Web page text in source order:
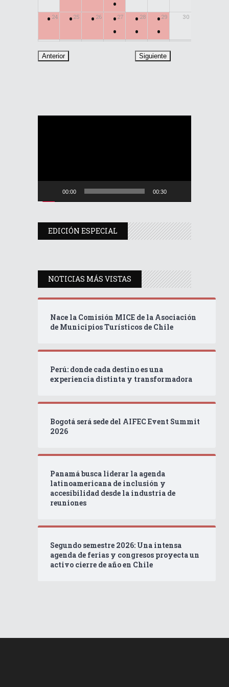
•
24
• 25
• 26
• 27
•
•
28
•
•
29
•
•
30
00:00 00:30
EDICIÓN ESPECIAL
NOTICIAS MÁS VISTAS
Nace la Comisión MICE de la Asociación
de Municipios Turísticos de Chile
Perú: donde cada destino es una
experiencia distinta y transformadora
Bogotá será sede del AIFEC Event Summit
2026
Panamá busca liderar la agenda
latinoamericana de inclusión y
accesibilidad desde la industria de
reuniones
Segundo semestre 2026: Una intensa
agenda de ferias y congresos proyecta un
activo cierre de año en Chile